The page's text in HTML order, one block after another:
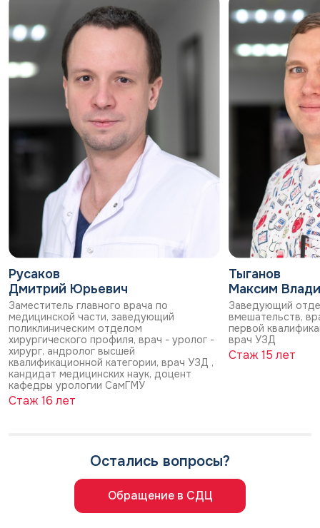
Русаков
Дмитрий Юрьевич
Заместитель главного врача по
медицинской части, заведующий
поликлиническим отделом
хирургического профиля, врач - уролог -
хирург, андролог высшей
квалификационной категории, врач УЗД ,
кандидат медицинских наук, доцент
кафедры урологии СамГМУ
Стаж 16 лет
Тыганов
Максим
Заведующий
вмешательств,
первой
врач УЗД
Стаж 15 лет
Остались вопросы?
Обращение в СДЦ